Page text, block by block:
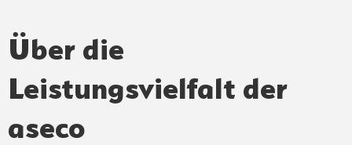
Über die
Leistungsvielfalt der
aseco